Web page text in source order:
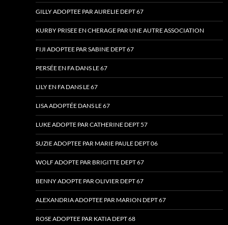
GILLY ADOPTEE PAR AURELIE DEPT 67
KURBY PRISEE EN CHERAGE PAR UNE AUTRE ASSOCIATION
FIJI ADOPTEE PAR SABINE DEPT 67
PERSÉE EN FA DANS LE 67
LILY EN FA DANS LE 67
LISA ADOPTÉE DANS LE 67
LUKE ADOPTE PAR CATHERINE DEPT 57
SUZIE ADOPTEE PAR MARIE PAULE DEPT 06
WOLF ADOPTE PAR BRIGITTE DEPT 67
BENNY ADOPTE PAR OLIVIER DEPT 67
ALEXANDRIA ADOPTEE PAR MARION DEPT 67
ROSE ADOPTEE PAR KATIA DEPT 68